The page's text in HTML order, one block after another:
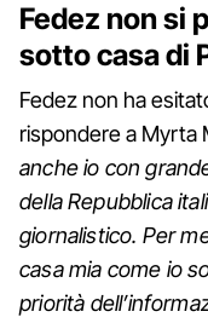
Fedez non si
sotto casa di
Fedez non ha
rispondere a Myrta
anche io con
della Repubblica
giornalistico. Per
casa mia come io
priorità